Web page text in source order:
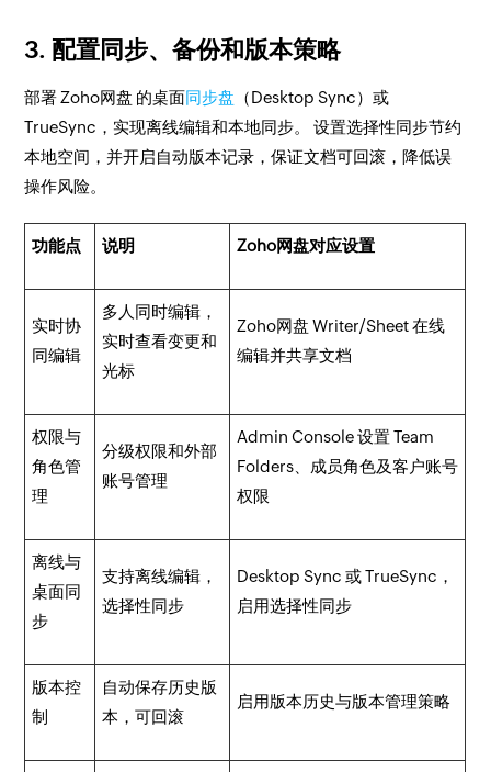
3. 配置同步、备份和版本策略
部署 Zoho网盘 的桌面同步盘 （Desktop Sync）或
TrueSync，实现离线编辑和本地同步。 设置选择性同步节约
本地空间，并开启自动版本记录，保证文档可回滚，降低误
操作风险。
功能点 说明 Zoho网盘对应设置
实时协
同编辑
多人同时编辑，
实时查看变更和
光标
Zoho网盘 Writer/Sheet 在线
编辑并共享文档
权限与
角色管
理
分级权限和外部
账号管理
Admin Console 设置 Team
Folders、成员角色及客户账号
权限
离线与
桌面同
步
支持离线编辑，
选择性同步
Desktop Sync 或 TrueSync，
启用选择性同步
版本控
制
自动保存历史版
本，可回滚
启用版本历史与版本管理策略